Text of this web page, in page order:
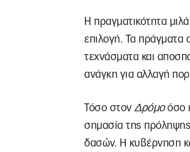
Η πραγματικότητα
επιλογή. Τα πράγματα
τεχνάσματα και
ανάγκη για αλλαγή
Τόσο στον Δρόμοόσο
σημασία της
δασών. Η κυβέρνηση